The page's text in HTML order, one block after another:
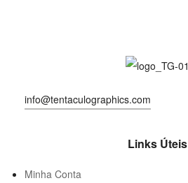
info@tentaculographics.com
Links Úteis
Minha Conta